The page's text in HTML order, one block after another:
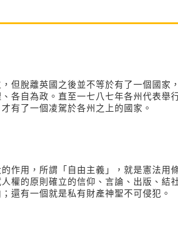
但脫離英國之後並不等於有了一個國家
各自為政。直至一七八七年各州代表舉
有了一個凌駕於各州之上的國家。
作用，所謂「自由主義」，就是憲法用
權的原則確立的信仰、言論、出版、結
還有一個就是私有財產神聖不可侵犯。